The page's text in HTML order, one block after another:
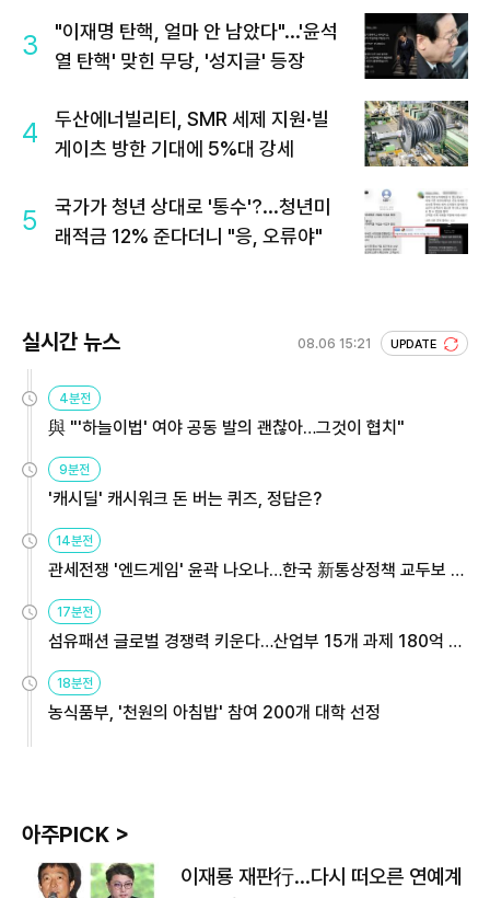
3
"이재명 탄핵, 얼마 안 남았다"...'윤석
열 탄핵' 맞힌 무당, '성지글' 등장
4
두산에너빌리티, SMR 세제 지원·빌
게이츠 방한 기대에 5%대 강세
5
국가가 청년 상대로 '통수'?...청년미
래적금 12% 준다더니 "응, 오류야"
실시간 뉴스 08.06 15:21 UPDATE
4분전
與 "'하늘이법' 여야 공동 발의 괜찮아…그것이 협치"
9분전
'캐시딜' 캐시워크 돈 버는 퀴즈, 정답은?
14분전
관세전쟁 '엔드게임' 윤곽 나오나…한국 新통상정책 교두보 활
17분전
섬유패션 글로벌 경쟁력 키운다…산업부 15개 과제 180억 지
18분전
농식품부, '천원의 아침밥' 참여 200개 대학 선정
아주PICK >
이재룡 재판行…다시 떠오른 연예계